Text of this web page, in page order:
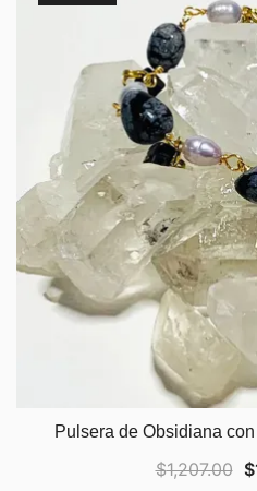
Pulsera de Obsidiana
$1,207.00 $